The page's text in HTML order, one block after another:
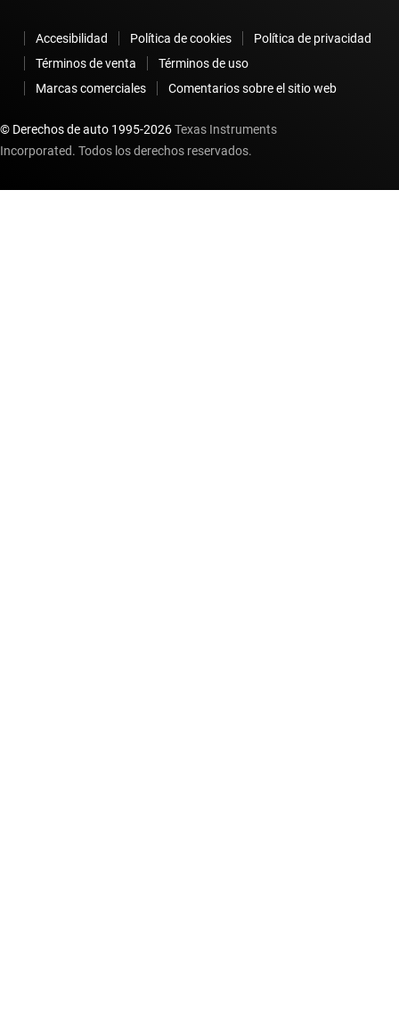
Accesibilidad Política de cookies
Política de privacidad
Términos de venta
Términos de uso
Marcas comerciales
Comentarios sobre el sitio web
© Derechos de auto 1995-2026Texas Instruments
Incorporated. Todos los derechos reservados.